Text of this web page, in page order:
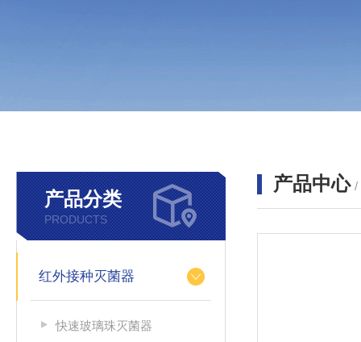
产品分类
PRODUCTS
红外接种灭菌器
快速玻璃珠灭菌器
产品中心 /